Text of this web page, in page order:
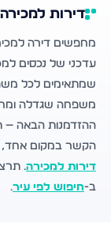
דירות
מחפשים דירה
עדכני של נכסים
שמתאימים לכל
משפחה שגדלה
ההזדמנות הבאה —
הקשר במקום אחד,
דירות למכירה.
ב-חיפוש לפי עיר.